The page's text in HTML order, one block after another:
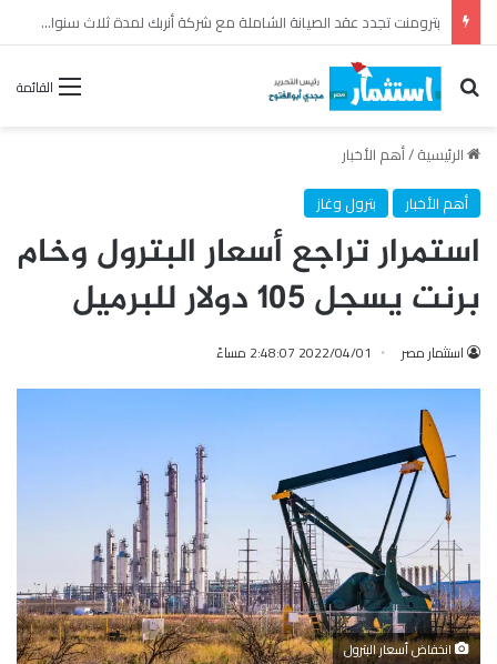
مصر تقود إعداد ونشر أول تقرير للاستقرار المالي على مستوى إفريقيا
القائمة بحث عن
الرئيسية/أهم الأخبار
أهم الأخبار
بترول وغاز
استمرار تراجع أسعار البترول وخام
برنت يسجل 105 دولار للبرميل
استثمار مصر 2022/04/01 2:48:07 مساءً
انخفاض أسعار البترول